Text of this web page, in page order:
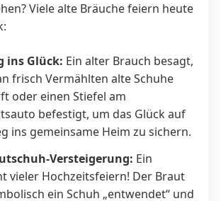
Viele alte Bräuche feiern heute
ins Glück: Ein alter Brauch besagt,
frisch Vermählten alte Schuhe
oder einen Stiefel am
befestigt, um das Glück auf
ins gemeinsame Heim zu sichern.
Versteigerung: Ein
vieler Hochzeitsfeiern! Der Braut
ein Schuh „entwendet“ und